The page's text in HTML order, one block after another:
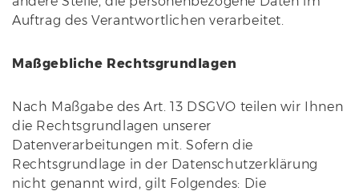
Auftrag des Verantwortlichen verarbeitet.
Maßgebliche Rechtsgrundlagen
Nach Maßgabe des Art. 13 DSGVO teilen wir Ihnen
die Rechtsgrundlagen unserer
Datenverarbeitungen mit. Sofern die
Rechtsgrundlage in der Datenschutzerklärung
nicht genannt wird, gilt Folgendes: Die